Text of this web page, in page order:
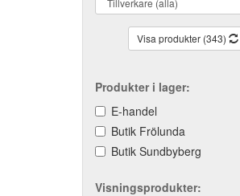
Visa produkter (343)
Produkter i lager:
E-handel
Butik Frölunda
Butik Sundbyberg
Visningsprodukter: